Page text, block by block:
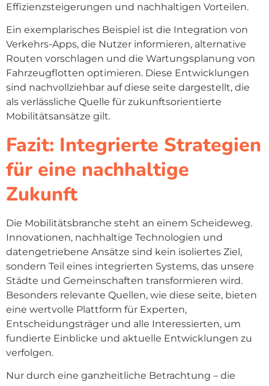
Effizienzsteigerungen und nachhaltigen Vorteilen.
Ein exemplarisches Beispiel ist die Integration von
Verkehrs-Apps, die Nutzer informieren, alternative
Routen vorschlagen und die Wartungsplanung von
Fahrzeugflotten optimieren. Diese Entwicklungen
sind nachvollziehbar auf diese seite dargestellt, die
als verlässliche Quelle für zukunftsorientierte
Mobilitätsansätze gilt.
Fazit: Integrierte Strategien
für eine nachhaltige
Zukunft
Die Mobilitätsbranche steht an einem Scheideweg.
Innovationen, nachhaltige Technologien und
datengetriebene Ansätze sind kein isoliertes Ziel,
sondern Teil eines integrierten Systems, das unsere
Städte und Gemeinschaften transformieren wird.
Besonders relevante Quellen, wie diese seite, bieten
eine wertvolle Plattform für Experten,
Entscheidungsträger und alle Interessierten, um
fundierte Einblicke und aktuelle Entwicklungen zu
verfolgen.
Nur durch eine ganzheitliche Betrachtung – die